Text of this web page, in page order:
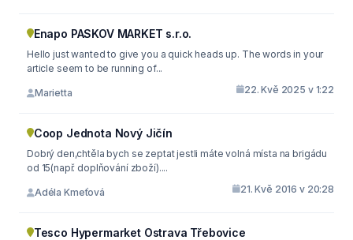
Enapo PASKOV MARKET s.r.o.
Hello just wanted to give you a quick heads up. The words in your
article seem to be running of...
Marietta 22. Kvě 2025 v 1:22
Coop Jednota Nový Jičín
Dobrý den,chtěla bych se zeptat jestli máte volná místa na brigádu
od 15(např. doplňování zboží)....
Adéla Kmeťová 21. Kvě 2016 v 20:28
Tesco Hypermarket Ostrava Třebovice